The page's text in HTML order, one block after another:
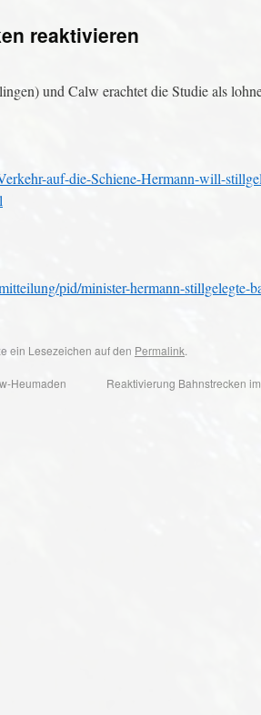
reaktivieren
und Calw erachtet die Studie als
auf-die-Schiene-Hermann-will-
pid/minister-hermann-stillgelegte-
ein Lesezeichen auf den Permalink.
Heumaden
Reaktivierung Bahnstrecken